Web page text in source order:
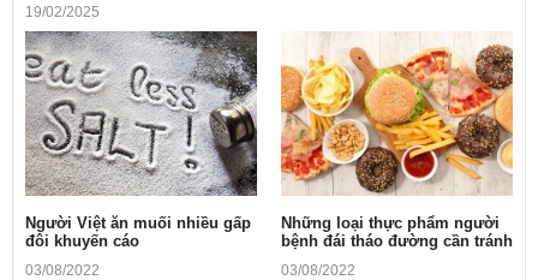
19/02/2025
Người Việt ăn muối nhiều gấp
đôi khuyến cáo
03/08/2022
Những loại thực phẩm người
bệnh đái tháo đường cần tránh
03/08/2022